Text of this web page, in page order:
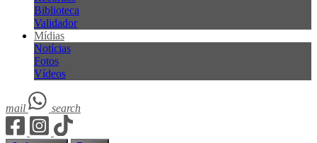
Biblioteca
Validador
Mídias
Notícias
Fotos
Vídeos
mail search